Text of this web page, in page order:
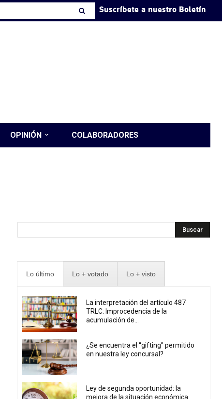
Suscríbete a nuestro Boletín
OPINIÓN COLABORADORES
Buscar
Lo último Lo + votado Lo + visto
La interpretación del artículo 487
TRLC: Improcedencia de la
acumulación de...
¿Se encuentra el “gifting” permitido
en nuestra ley concursal?
Ley de segunda oportunidad: la
mejora de la situación económica